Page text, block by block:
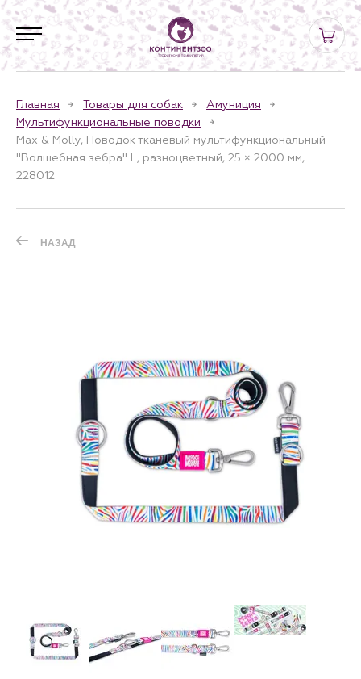
Главная Товары для собак
Амуниция
Мультифункциональные поводки
Max & Molly, Поводок тканевый мультифункциональный
"Волшебная зебра" L, разноцветный, 25 × 2000 мм,
228012
НАЗАД